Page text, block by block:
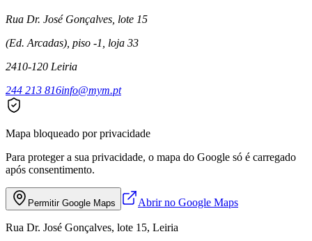
Rua Dr. José Gonçalves, lote 15
(Ed. Arcadas), piso -1, loja 33
2410-120 Leiria
244 213 816info@mym.pt
Mapa bloqueado por privacidade
Para proteger a sua privacidade, o mapa do Google só é carregado
após consentimento.
Permitir Google Maps Abrir no Google Maps
Rua Dr. José Gonçalves, lote 15, Leiria